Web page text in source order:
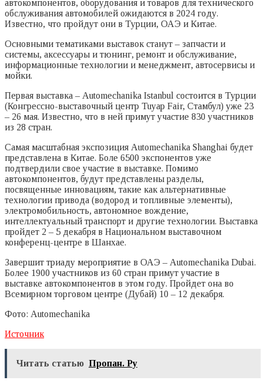
автокомпонентов, оборудования и товаров для технического
обслуживания автомобилей ожидаются в 2024 году.
Известно, что пройдут они в Турции, ОАЭ и Китае.
Основными тематиками выставок станут – запчасти и
системы, аксессуары и тюнинг, ремонт и обслуживание,
информационные технологии и менеджмент, автосервисы и
мойки.
Первая выставка – Automechanika Istanbul состоится в Турции
(Конгрессно-выставочный центр Tuyap Fair, Стамбул) уже 23
– 26 мая. Известно, что в ней примут участие 830 участников
из 28 стран.
Самая масштабная экспозиция Automechanika Shanghai будет
представлена в Китае. Боле 6500 экспонентов уже
подтвердили свое участие в выставке. Помимо
автокомпонентов, будут представлены разделы,
посвященные инновациям, такие как альтернативные
технологии привода (водород и топливные элементы),
электромобильность, автономное вождение,
интеллектуальный транспорт и другие технологии. Выставка
пройдет 2 – 5 декабря в Национальном выставочном
конференц-центре в Шанхае.
Завершит триаду мероприятие в ОАЭ – Automechanika Dubai.
Более 1900 участников из 60 стран примут участие в
выставке автокомпонентов в этом году. Пройдет она во
Всемирном торговом центре (Дубай) 10 – 12 декабря.
Фото: Automechanika
Источник
Читать статью Пропан. Ру